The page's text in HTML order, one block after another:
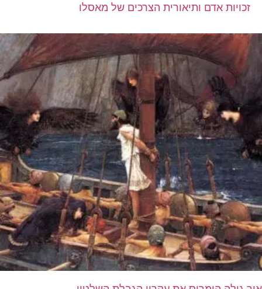
זכויות אדם ותיאורית הצרכים של מאסלו